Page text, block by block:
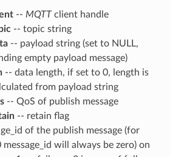
-- MQTTclient handle
-- topic string
-- payload string (set to NULL,
empty payload message)
-- data length, if set to 0, length is
from payload string
-- QoS of publish message
-- retain flag
of the publish message (for
message_id will always be zero) on